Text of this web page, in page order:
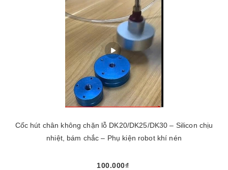
Cốc hút chân không chặn lỗ DK20/DK25/DK30 – Silicon chịu
nhiệt, bám chắc – Phụ kiện robot khí nén
100.000₫